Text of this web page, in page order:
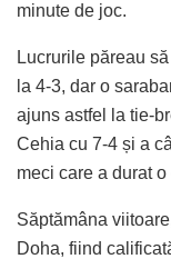
minute de joc.
Lucrurile păreau
la 4-3, dar o
ajuns astfel la tie-
Cehia cu 7-4 și a
meci care a durat
Săptămâna
Doha, fiind